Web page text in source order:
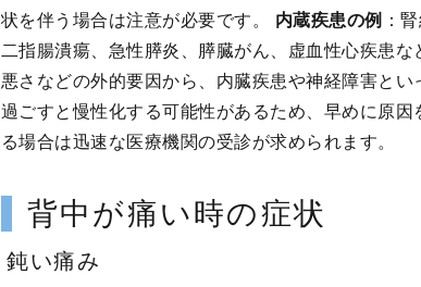
状を伴う場合は注意が必要です。 内蔵疾患の例
：
二指腸潰瘍、急性膵炎、膵臓がん、虚血性心疾患
悪さなどの外的要因から、内臓疾患や神経障害と
過ごすと慢性化する可能性があるため、早めに原
る場合は迅速な医療機関の受診が求められます。
背中が痛い時の症状
鈍い痛み